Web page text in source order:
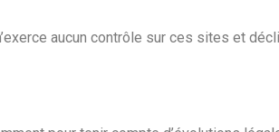
aucun contrôle sur ces sites et